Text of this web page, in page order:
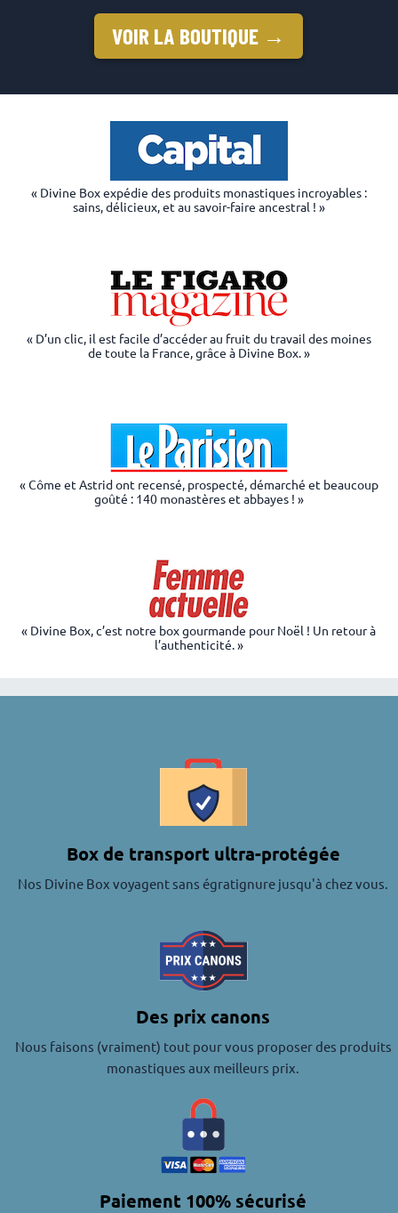
VOIR LA BOUTIQUE →
« Divine Box expédie des produits monastiques incroyables :
sains, délicieux, et au savoir-faire ancestral ! »
« D’un clic, il est facile d’accéder au fruit du travail des moines
de toute la France, grâce à Divine Box. »
« Côme et Astrid ont recensé, prospecté, démarché et beaucoup
goûté : 140 monastères et abbayes ! »
« Divine Box, c’est notre box gourmande pour Noël ! Un retour à
l’authenticité. »
Box de transport ultra-protégée
Nos Divine Box voyagent sans égratignure jusqu'à chez vous.
Des prix canons
Nous faisons (vraiment) tout pour vous proposer des produits
monastiques aux meilleurs prix.
Paiement 100% sécurisé